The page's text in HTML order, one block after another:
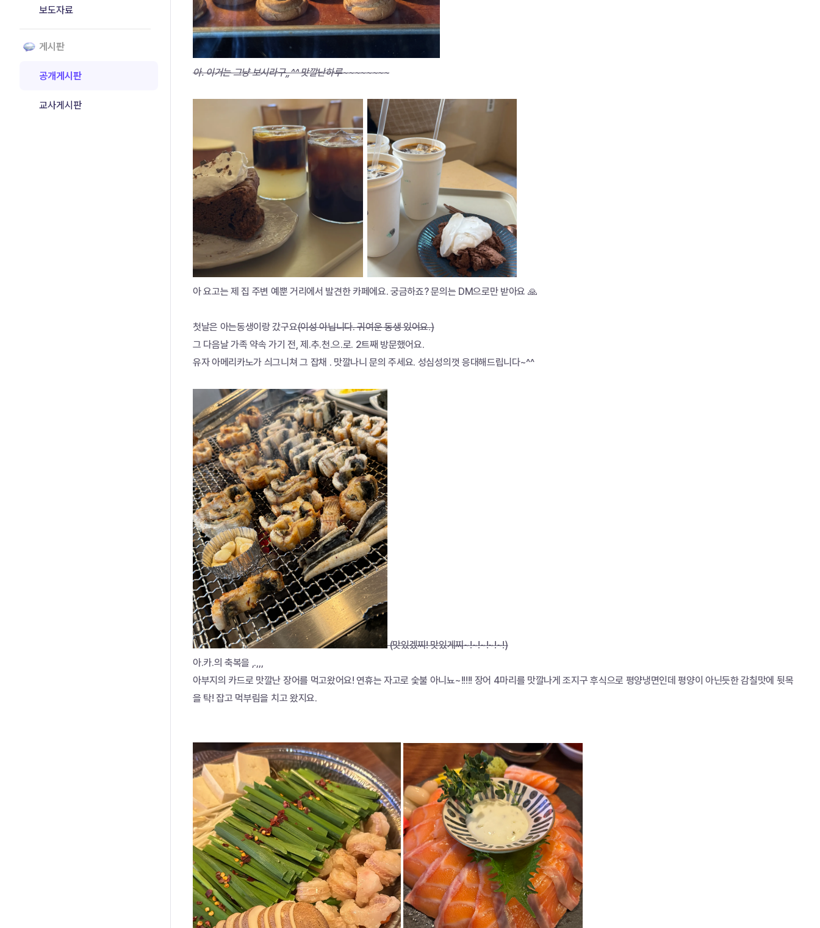
보도자료
게시판
공개게시판
교사게시판
아. 이거는 그냥 보시라구,,^^ 맛깔난하루~~~~~~~~
아 요고는 제 집 주변 예뿐 거리에서 발견한 카페에요. 궁금하죠? 문의는 DM으로만 받아요 🙏
첫날은 아는동생이랑 갔구요(이성 아닙니다. 귀여운 동생 있어요.)
그 다음날 가족 약속 가기 전, 제.추.천.으.로. 2트째 방문했어요.
유자 아메리카노가 싀그니쳐 그 잡채 . 맛깔나니 문의 주세요. 성심성의껏 응대해드립니다~^^
(맛있겠찌! 맛있게찌~!~!~!~!~!)
아.카.의 축복을 ,.,,,
아부지의 카드로 맛깔난 장어를 먹고왔어요! 연휴는 자고로 숯불 아니뇨~!!!!! 장어 4마리를 맛깔나게 조지구 후식으로 평양냉면인데 평양이 아닌듯한 감칠맛에 뒷목
을 탁! 잡고 먹부림을 치고 왔지요.